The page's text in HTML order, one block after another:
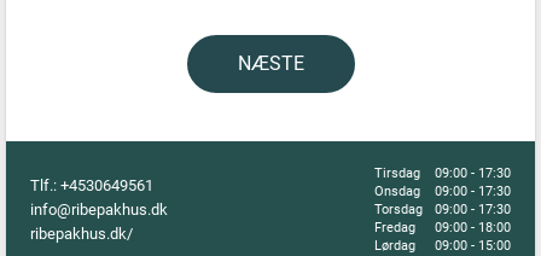
NÆSTE
Tlf.: +4530649561
info@ribepakhus.dk
ribepakhus.dk/
Tirsdag
09:00 - 17:30
Onsdag
09:00 - 17:30
Torsdag
09:00 - 17:30
Fredag
09:00 - 18:00
Lørdag
09:00 - 15:00